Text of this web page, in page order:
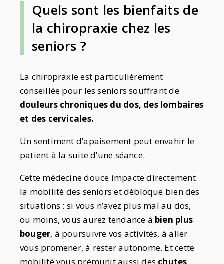
Quels sont les bienfaits de
la chiropraxie chez les
seniors ?
La chiropraxie est particulièrement
conseillée pour les seniors souffrant de
douleurs chroniques du dos, des lombaires
et des cervicales.
Un sentiment d’apaisement peut envahir le
patient à la suite d’une séance.
Cette médecine douce impacte directement
la mobilité des seniors et débloque bien des
situations : si vous n’avez plus mal au dos,
ou moins, vous aurez tendance à bien plus
bouger, à poursuivre vos activités, à aller
vous promener, à rester autonome. Et cette